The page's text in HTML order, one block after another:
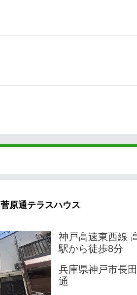
菅原通テラスハウス
神戸高速東西線
駅から徒歩8分
兵庫県神戸市長
通